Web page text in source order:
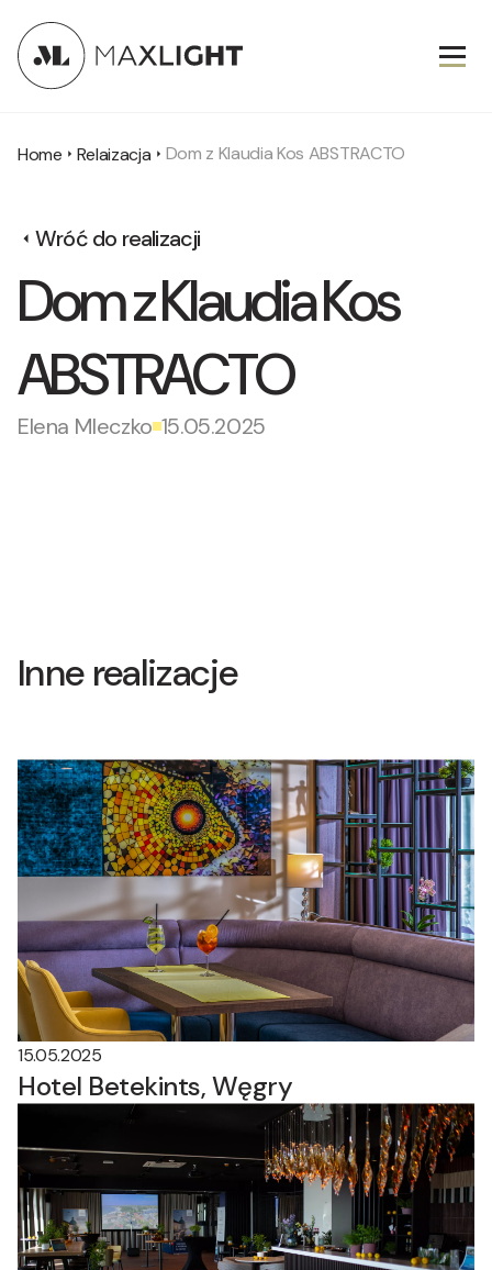
Home Relaizacja Dom z Klaudia Kos ABSTRACTO
Wróć do realizacji
Dom z Klaudia Kos
ABSTRACTO
Elena Mleczko 15.05.2025
Inne realizacje
15.05.2025
Hotel Betekints, Węgry